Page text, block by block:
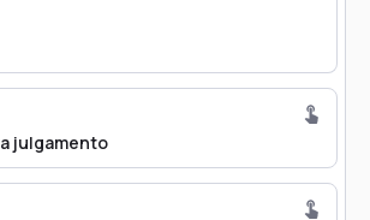
julgamento